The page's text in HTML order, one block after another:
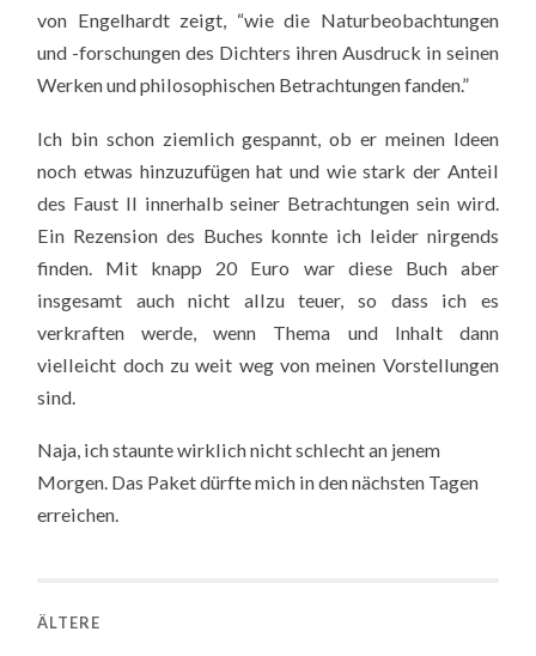
von Engelhardt zeigt, “wie die Naturbeobachtungen
und -forschungen des Dichters ihren Ausdruck in seinen
Werken und philosophischen Betrachtungen fanden.”
Ich bin schon ziemlich gespannt, ob er meinen Ideen
noch etwas hinzuzufügen hat und wie stark der Anteil
des Faust II innerhalb seiner Betrachtungen sein wird.
Ein Rezension des Buches konnte ich leider nirgends
finden. Mit knapp 20 Euro war diese Buch aber
insgesamt auch nicht allzu teuer, so dass ich es
verkraften werde, wenn Thema und Inhalt dann
vielleicht doch zu weit weg von meinen Vorstellungen
sind.
Naja, ich staunte wirklich nicht schlecht an jenem
Morgen. Das Paket dürfte mich in den nächsten Tagen
erreichen.
ÄLTERE